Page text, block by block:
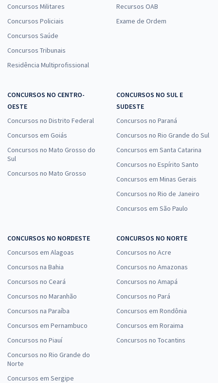
Concursos Militares
Concursos Policiais
Concursos Saúde
Concursos Tribunais
Residência Multiprofissional
Recursos OAB
Exame de Ordem
CONCURSOS NO CENTRO-
OESTE
Concursos no Distrito Federal
Concursos em Goiás
Concursos no Mato Grosso do
Sul
Concursos no Mato Grosso
CONCURSOS NO SUL E
SUDESTE
Concursos no Paraná
Concursos no Rio Grande do Sul
Concursos em Santa Catarina
Concursos no Espírito Santo
Concursos em Minas Gerais
Concursos no Rio de Janeiro
Concursos em São Paulo
CONCURSOS NO NORDESTE
Concursos em Alagoas
Concursos na Bahia
Concursos no Ceará
Concursos no Maranhão
Concursos na Paraíba
Concursos em Pernambuco
Concursos no Piauí
Concursos no Rio Grande do
Norte
Concursos em Sergipe
CONCURSOS NO NORTE
Concursos no Acre
Concursos no Amazonas
Concursos no Amapá
Concursos no Pará
Concursos em Rondônia
Concursos em Roraima
Concursos no Tocantins